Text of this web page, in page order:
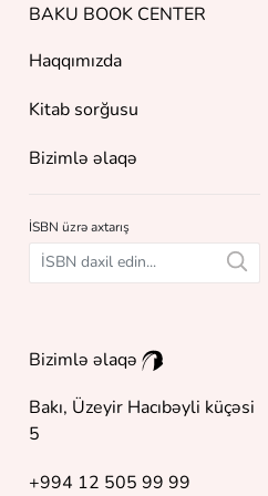
BAKU BOOK CENTER
Haqqımızda
Kitab sorğusu
Bizimlə əlaqə
İSBN üzrə axtarış
Bizimlə əlaqə
Bakı, Üzeyir Hacıbəyli küçəsi
5
+994 12 505 99 99